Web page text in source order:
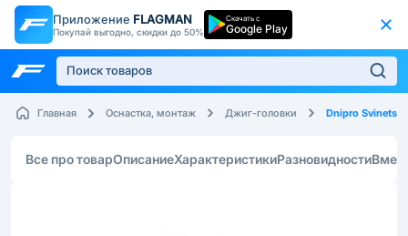
Приложение FLAGMAN
Покупай выгодно, скидки до 50%
Скачать с
Google Play
Главная Оснастка, монтаж Джиг-головки Dnipro Svinets
Все про товарОписаниеХарактеристикиРазновидности